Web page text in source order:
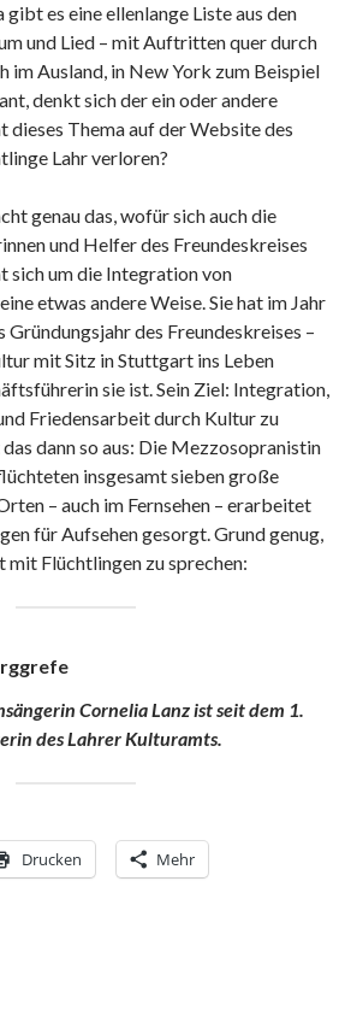
gibt es eine ellenlange Liste aus den
und Lied – mit Auftritten quer durch
im Ausland, in New York zum Beispiel
denkt sich der ein oder andere
dieses Thema auf der Website des
Lahr verloren?
genau das, wofür sich auch die
und Helfer des Freundeskreises
sich um die Integration von
etwas andere Weise. Sie hat im Jahr
Gründungsjahr des Freundeskreises –
mit Sitz in Stuttgart ins Leben
sie ist. Sein Ziel: Integration,
Friedensarbeit durch Kultur zu
dann so aus: Die Mezzosopranistin
insgesamt sieben große
– auch im Fernsehen – erarbeitet
für Aufsehen gesorgt. Grund genug,
Flüchtlingen zu sprechen:
Cornelia Lanz ist seit dem 1.
des Lahrer Kulturamts.
das Vertrauen zu Flüchtlingen
Drucken Mehr